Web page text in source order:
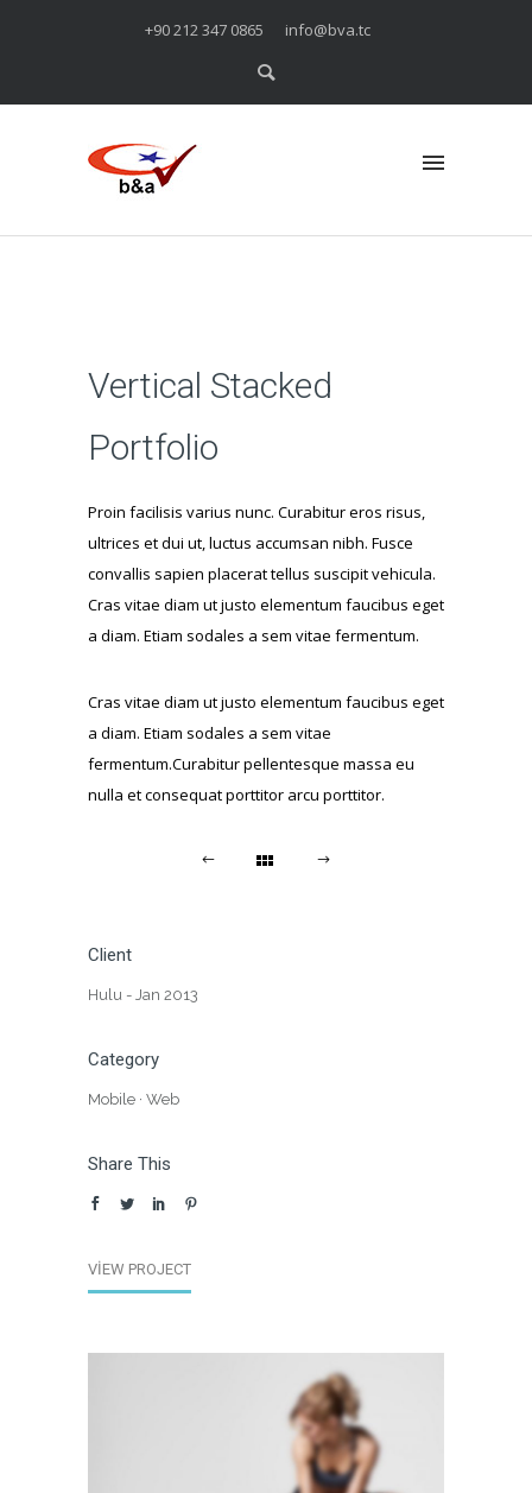
+90 212 347 0865 info@bva.tc
Vertical Stacked
Portfolio
Proin facilisis varius nunc. Curabitur eros risus,
ultrices et dui ut, luctus accumsan nibh. Fusce
convallis sapien placerat tellus suscipit vehicula.
Cras vitae diam ut justo elementum faucibus eget
a diam. Etiam sodales a sem vitae fermentum.
Cras vitae diam ut justo elementum faucibus eget
a diam. Etiam sodales a sem vitae
fermentum.Curabitur pellentesque massa eu
nulla et consequat porttitor arcu porttitor.
Client
Hulu - Jan 2013
Category
Mobile · Web
Share This
VIEW PROJECT